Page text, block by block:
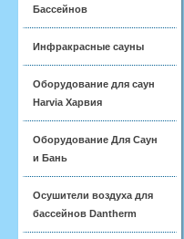
Бассейнов
Инфракрасные сауны
Оборудование для саун
Harvia Харвия
Оборудование Для Саун
и Бань
Осушители воздуха для
бассейнов Dantherm